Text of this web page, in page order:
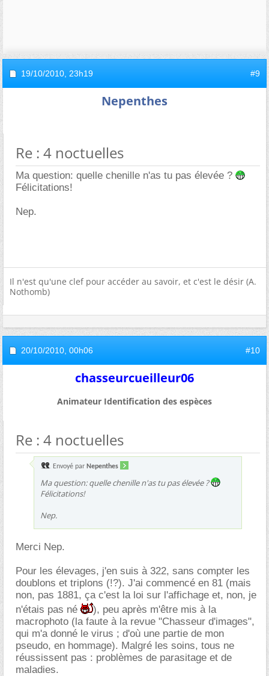
19/10/2010, 23h19 #9
Nepenthes
Re : 4 noctuelles
Ma question: quelle chenille n'as tu pas élevée ?
Félicitations!
Nep.
Il n'est qu'une clef pour accéder au savoir, et c'est le désir (A.
Nothomb)
20/10/2010, 00h06 #10
chasseurcueilleur06
Animateur Identification des espèces
Re : 4 noctuelles
Envoyé par Nepenthes
Ma question: quelle chenille n'as tu pas élevée ?
Félicitations!
Nep.
Merci Nep.
Pour les élevages, j'en suis à 322, sans compter les
doublons et triplons (!?). J'ai commencé en 81 (mais
non, pas 1881, ça c'est la loi sur l'affichage et, non, je
n'étais pas né
), peu après m'être mis à la
macrophoto (la faute à la revue "Chasseur d'images",
qui m'a donné le virus ; d'où une partie de mon
pseudo, en hommage). Malgré les soins, tous ne
réussissent pas : problèmes de parasitage et de
maladies.